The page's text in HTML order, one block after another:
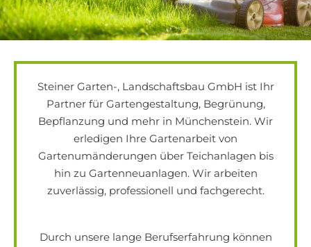
Steiner Garten-, Landschaftsbau GmbH ist Ihr
Partner für Gartengestaltung, Begrünung,
Bepflanzung und mehr in Münchenstein. Wir
erledigen Ihre Gartenarbeit von
Gartenumänderungen über Teichanlagen bis
hin zu Gartenneuanlagen. Wir arbeiten
zuverlässig, professionell und fachgerecht.
Durch unsere lange Berufserfahrung können